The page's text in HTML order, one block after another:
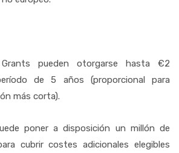
pueden otorgarse hasta €2
de 5 años (proporcional para
más corta).
poner a disposición un millón de
cubrir costes adicionales elegibles